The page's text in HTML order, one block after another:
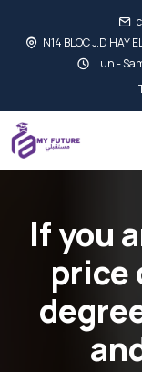
N14 BLOC J.D HAY
Lun -
If you
price